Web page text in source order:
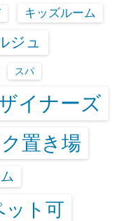
キッズルーム
ジュ
スパ
イナーズ
置き場
ット可